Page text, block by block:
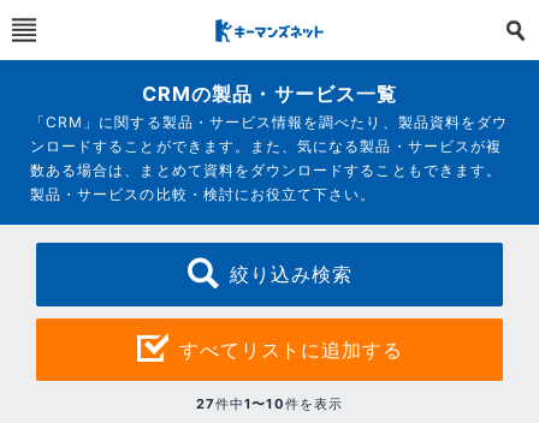
CRMの製品・サービス一覧
「CRM」に関する製品・サービス情報を調べたり、製品資料をダウ
ンロードすることができます。また、気になる製品・サービスが複
数ある場合は、まとめて資料をダウンロードすることもできます。
製品・サービスの比較・検討にお役立て下さい。
絞り込み検索
すべてリストに追加する
27件中1〜10件を表示